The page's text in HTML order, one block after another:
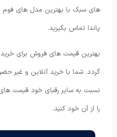
های سبک با بهترین مدل های فوم
پاندا تماس بگیرید.
بهترین قیمت های فروش برای
گردد. شما با خرید آنلاین و غیر
نسبت به سایر رقبای خود قیمت
را از آن خود کنید.